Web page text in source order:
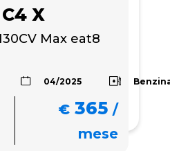
X
Max eat8
04/2025
€ 365 /
mese